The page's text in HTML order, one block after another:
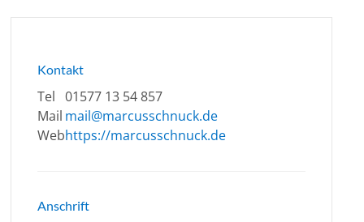
Kontakt
Tel 01577 13 54 857
Mail mail@marcusschnuck.de
Webhttps://marcusschnuck.de
Anschrift